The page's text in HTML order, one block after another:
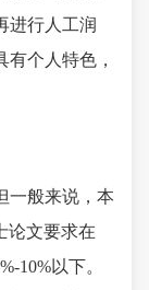
进行人工润
个人特色，
一般来说，本
论文要求在
10%以下。